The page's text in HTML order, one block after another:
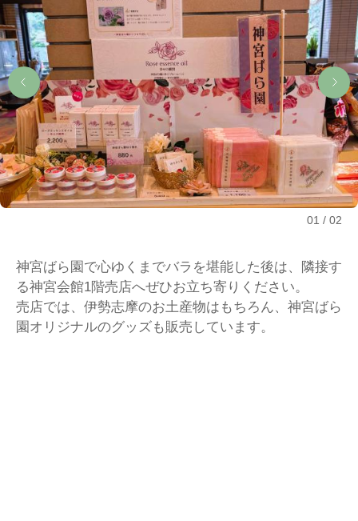
01 02
神宮ばら園で心ゆくまでバラを堪能した後は、隣接す
る神宮会館1階売店へぜひお立ち寄りください。
売店では、伊勢志摩のお土産物はもちろん、神宮ばら
園オリジナルのグッズも販売しています。